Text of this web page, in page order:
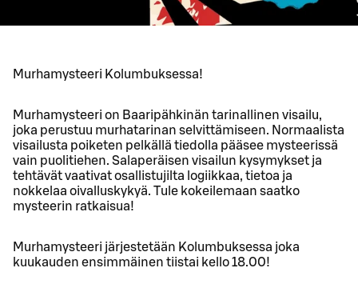
Murhamysteeri Kolumbuksessa!
Murhamysteeri on Baaripähkinän tarinallinen visailu,
joka perustuu murhatarinan selvittämiseen. Normaalista
visailusta poiketen pelkällä tiedolla pääsee mysteerissä
vain puolitiehen. Salaperäisen visailun kysymykset ja
tehtävät vaativat osallistujilta logiikkaa, tietoa ja
nokkelaa oivalluskykyä. Tule kokeilemaan saatko
mysteerin ratkaisua!
Murhamysteeri järjestetään Kolumbuksessa joka
kuukauden ensimmäinen tiistai kello 18.00!